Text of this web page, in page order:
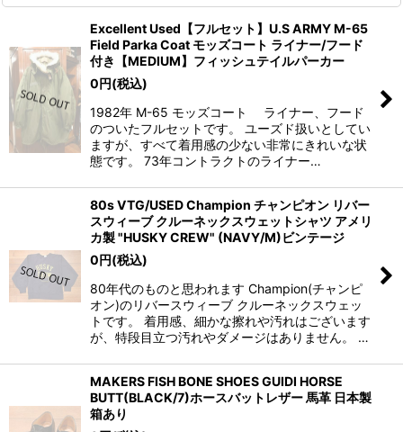
Excellent Used【フルセット】U.S ARMY M-65
Field Parka Coat モッズコート ライナー/フード
付き【MEDIUM】フィッシュテイルパーカー
0円(税込)
1982年 M-65 モッズコート ライナー、フード
のついたフルセットです。 ユーズド扱いとしてい
ますが、すべて着用感の少ない非常にきれいな状
態です。 73年コントラクトのライナー…
80s VTG/USED Champion チャンピオン リバー
スウィーブ クルーネックスウェットシャツ アメリ
カ製 "HUSKY CREW" (NAVY/M)ビンテージ
0円(税込)
80年代のものと思われます Champion(チャンピ
オン)のリバースウィーブ クルーネックスウェッ
トです。 着用感、細かな擦れや汚れはございます
が、特段目立つ汚れやダメージはありません。 …
MAKERS FISH BONE SHOES GUIDI HORSE
BUTT(BLACK/7)ホースバットレザー 馬革 日本製
箱あり